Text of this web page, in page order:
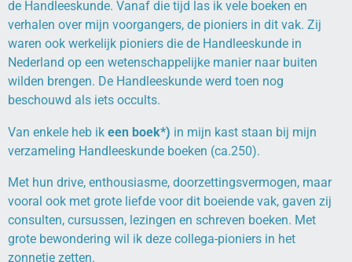
de Handleeskunde. Vanaf die tijd las ik vele boeken en
verhalen over mijn voorgangers, de pioniers in dit vak. Zij
waren ook werkelijk pioniers die de Handleeskunde in
Nederland op een wetenschappelijke manier naar buiten
wilden brengen. De Handleeskunde werd toen nog
beschouwd als iets occults.
Van enkele heb ik een boek*) in mijn kast staan bij mijn
verzameling Handleeskunde boeken (ca.250).
Met hun drive, enthousiasme, doorzettingsvermogen, maar
vooral ook met grote liefde voor dit boeiende vak, gaven zij
consulten, cursussen, lezingen en schreven boeken. Met
grote bewondering wil ik deze collega-pioniers in het
zonnetje zetten.